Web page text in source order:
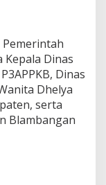
Kepala Dinas
Dinas
Dhelya
serta
Blambangan